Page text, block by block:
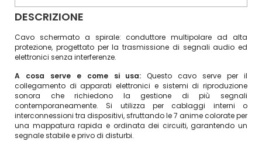
DESCRIZIONE
Cavo schermato a spirale: conduttore multipolare ad alta
protezione, progettato per la trasmissione di segnali audio ed
elettronici senza interferenze.
A cosa serve e come si usa:Questo cavo serve per il
collegamento di apparati elettronici e sistemi di riproduzione
sonora che richiedono la gestione di più segnali
contemporaneamente. Si utilizza per cablaggi interni o
interconnessioni tra dispositivi, sfruttando le 7 anime colorate per
una mappatura rapida e ordinata dei circuiti, garantendo un
segnale stabile e privo di disturbi.